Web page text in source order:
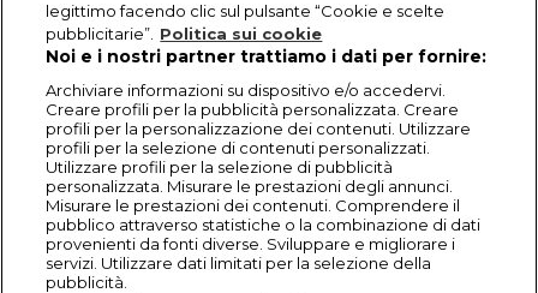
legittimo facendo clic sul pulsante “Cookie e scelte
pubblicitarie”. Politica sui cookie
Noi e i nostri partner trattiamo i dati per fornire:
Archiviare informazioni su dispositivo e/o accedervi.
Creare profili per la pubblicità personalizzata. Creare
profili per la personalizzazione dei contenuti. Utilizzare
profili per la selezione di contenuti personalizzati.
Utilizzare profili per la selezione di pubblicità
personalizzata. Misurare le prestazioni degli annunci.
Misurare le prestazioni dei contenuti. Comprendere il
pubblico attraverso statistiche o la combinazione di dati
provenienti da fonti diverse. Sviluppare e migliorare i
servizi. Utilizzare dati limitati per la selezione della
pubblicità.